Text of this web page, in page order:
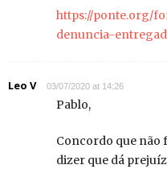
https://ponte.org/
denuncia-
Leo V 03/07/2020 at 14:26
Pablo,
Concordo que não
dizer que dá